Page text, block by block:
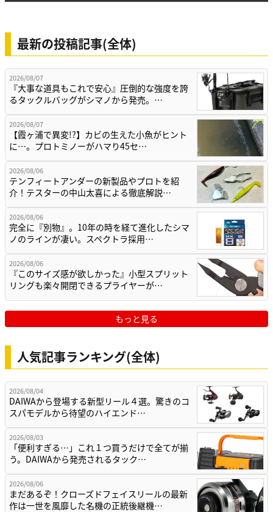
最新の投稿記事(全体)
2026/08/07
『大事な道具もこれで安心』圧倒的な強度を誇
るタックルバッグがシマノから発売。…
2026/08/07
【霞ヶ浦で異変!?】カビの生えた小魚がヒント
に…。プロトミノーがハマり45セ…
2026/08/06
テンフィートアンダーの新製品やプロトを紹
介！テスターの中山太喜による徹底解説…
2026/08/06
完全に『別物』。10年の時を経て進化したシマ
ノのラインが凄い。スペクトラ採用…
2026/08/06
『このサイズ感が欲しかった』小型スプリット
リングも楽々開閉できるプライヤーが…
もっと見る
人気記事ランキング(全体)
2026/08/04
DAIWAから登場する新型リール４選。驚きのコ
スパモデルから待望のハイエンド…
2026/08/03
「便利すぎる…」これ１つ買うだけで全てが揃
う。DAIWAから発売されるタック…
2026/08/06
まだあるぞ！クローズドフェイスリールの最新
作は一世を風靡した名機の正統後継機…